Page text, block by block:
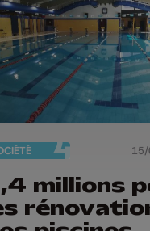
millions